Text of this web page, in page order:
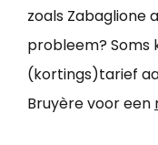
zoals Zabaglione
probleem? Soms
(kortings)tarief
Bruyère voor een